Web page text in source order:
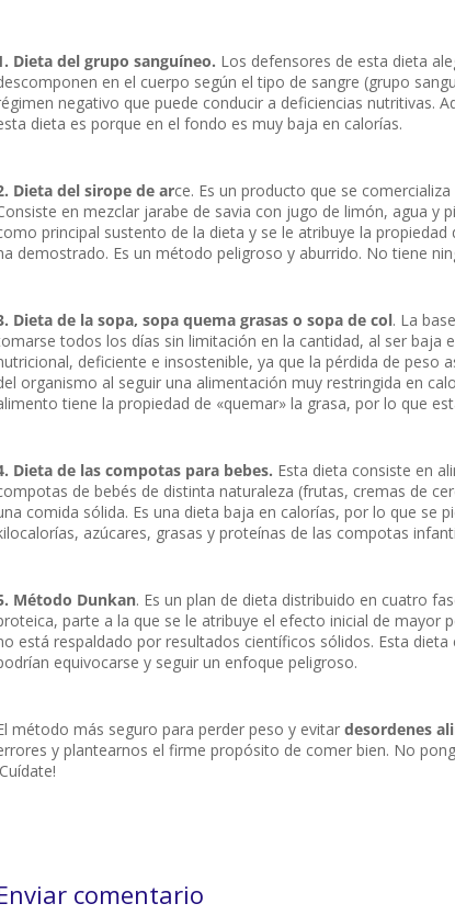
Dieta del grupo sanguíneo. Los defensores de esta dieta
en el cuerpo según el tipo de sangre (grupo
negativo que puede conducir a deficiencias nutritivas.
dieta es porque en el fondo es muy baja en calorías.
Dieta del sirope de arce. Es un producto que se
en mezclar jarabe de savia con jugo de limón, agua y
principal sustento de la dieta y se le atribuye la
demostrado. Es un método peligroso y aburrido. No tiene
Dieta de la sopa, sopa quema grasas o sopa de col. La
todos los días sin limitación en la cantidad, al ser baja
deficiente e insostenible, ya que la pérdida de peso
organismo al seguir una alimentación muy restringida en
tiene la propiedad de «quemar» la grasa, por lo que
Dieta de las compotas para bebes. Esta dieta consiste en
de bebés de distinta naturaleza (frutas, cremas de
comida sólida. Es una dieta baja en calorías, por lo que se
azúcares, grasas y proteínas de las compotas
Método Dunkan. Es un plan de dieta distribuido en cuatro
parte a la que se le atribuye el efecto inicial de mayor
está respaldado por resultados científicos sólidos. Esta
equivocarse y seguir un enfoque peligroso.
método más seguro para perder peso y evitar desordenes
y plantearnos el firme propósito de comer bien. No
comentario